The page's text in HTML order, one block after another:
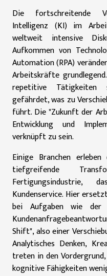
Die fortschreitende
Intelligenz (KI) im
weltweit intensive
Aufkommen von
Automation (RPA)
Arbeitskräfte
repetitive Tätigkeiten
gefährdet, was zu
führt. Die "Zukunft der
Entwicklung und
verknüpft zu sein.
Einige Branchen
tiefgreifende
Fertigungsindustrie,
Kundenservice. Hier
bei Aufgaben wie der
Shift", also einer
Analytisches Denken,
treten in den
kognitive Fähigkeiten